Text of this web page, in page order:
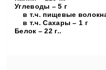
Углеводы – 5 г
в т.ч. пищевые
в т.ч. Сахары – 1 г
Белок – 22 г..